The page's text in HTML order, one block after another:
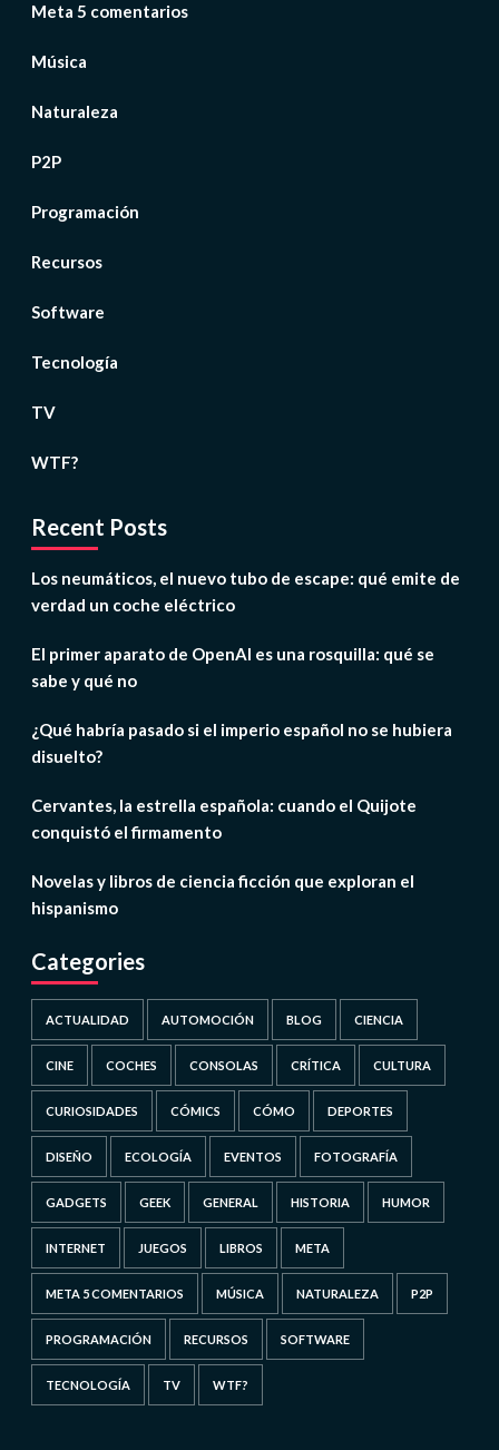
Meta 5 comentarios
Música
Naturaleza
P2P
Programación
Recursos
Software
Tecnología
TV
WTF?
Recent Posts
Los neumáticos, el nuevo tubo de escape: qué emite de
verdad un coche eléctrico
El primer aparato de OpenAI es una rosquilla: qué se
sabe y qué no
¿Qué habría pasado si el imperio español no se hubiera
disuelto?
Cervantes, la estrella española: cuando el Quijote
conquistó el firmamento
Novelas y libros de ciencia ficción que exploran el
hispanismo
Categories
ACTUALIDAD AUTOMOCIÓN BLOG CIENCIA
CINE COCHES CONSOLAS CRÍTICA CULTURA
CURIOSIDADES CÓMICS CÓMO DEPORTES
DISEÑO ECOLOGÍA EVENTOS FOTOGRAFÍA
GADGETS GEEK GENERAL HISTORIA HUMOR
INTERNET JUEGOS LIBROS META
META 5 COMENTARIOS MÚSICA NATURALEZA P2P
PROGRAMACIÓN RECURSOS SOFTWARE
TECNOLOGÍA TV WTF?